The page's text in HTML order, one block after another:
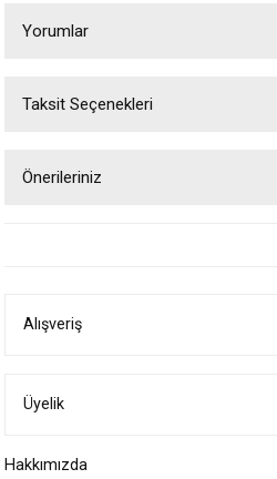
Yorumlar
Taksit Seçenekleri
Önerileriniz
Ürün bilgilerinde hatalar bulunuyor.
Bu ürüne benzer farklı alternatifler olmalı.
Alışveriş
Üyelik
Hakkımızda